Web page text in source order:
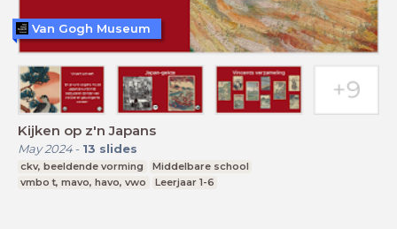
Kijken op z'n Japans
May 2024- 13 slides
ckv, beeldende vorming
Middelbare school
vmbo t, mavo, havo, vwo
Leerjaar 1-6
Van Gogh Museum